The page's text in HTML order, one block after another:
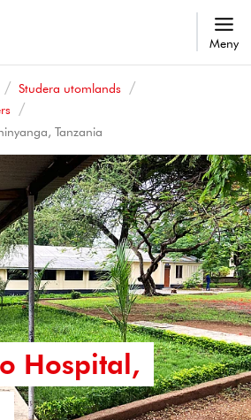
Meny
Studera utomlands
Tanzania
Hospital,